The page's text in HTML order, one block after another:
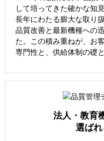
して培ってきた確かな知
長年にわたる膨大な取り
品質改善と最新機種への
た。この積み重ねが、お
専門性と、供給体制の礎
法人・教育
選ば